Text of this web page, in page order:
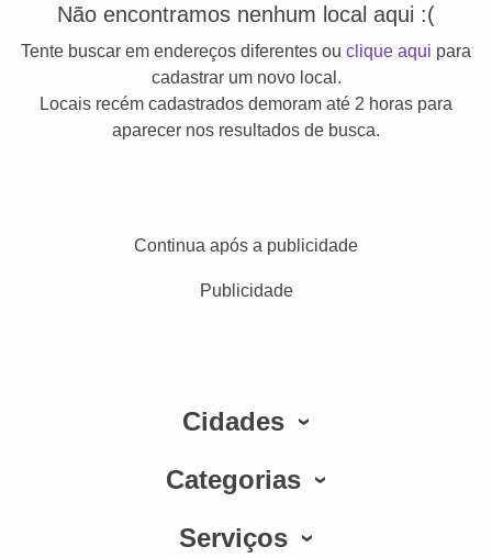
Não encontramos nenhum local aqui :(
Tente buscar em endereços diferentes ou clique aqui para
cadastrar um novo local.
Locais recém cadastrados demoram até 2 horas para
aparecer nos resultados de busca.
Continua após a publicidade
Publicidade
Cidades
Categorias
Serviços